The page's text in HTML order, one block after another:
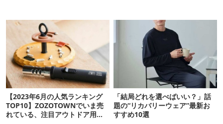
【2023年6月の人気ランキング
TOP10】ZOZOTOWNでいま売
れている、注目アウトドア用品
「結局どれを選べばいい？」話
題の“リカバリーウェア”最新お
すすめ10選